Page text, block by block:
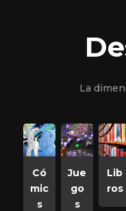
La
Có
mic
s
Jue
go
s
Lib
ros